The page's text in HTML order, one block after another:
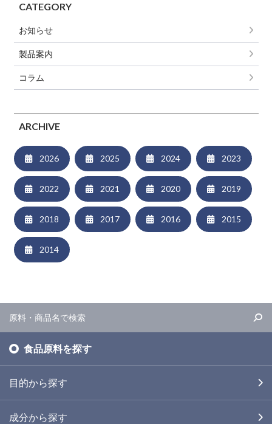
CATEGORY
お知らせ
製品案内
コラム
ARCHIVE
2026 2025 2024 2023
2022 2021 2020 2019
2018 2017 2016 2015
2014
食品原料を探す
目的から探す
成分から探す